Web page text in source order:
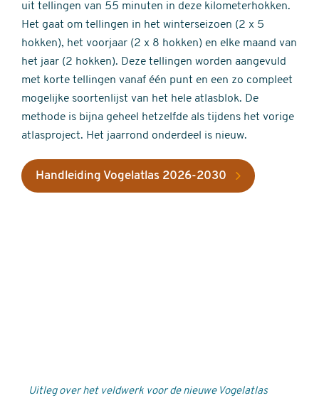
uit tellingen van 55 minuten in deze kilometerhokken.
Het gaat om tellingen in het winterseizoen (2 x 5
hokken), het voorjaar (2 x 8 hokken) en elke maand van
het jaar (2 hokken). Deze tellingen worden aangevuld
met korte tellingen vanaf één punt en een zo compleet
mogelijke soortenlijst van het hele atlasblok. De
methode is bijna geheel hetzelfde als tijdens het vorige
atlasproject. Het jaarrond onderdeel is nieuw.
Handleiding Vogelatlas 2026-2030
Uitleg over het veldwerk voor de nieuwe Vogelatlas